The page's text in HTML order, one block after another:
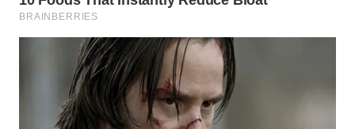
WN
SIMALUNGUN
WN
LABUHANBATU